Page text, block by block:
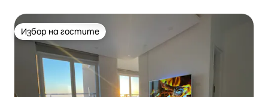
Избор на гостите
Избор на гостите